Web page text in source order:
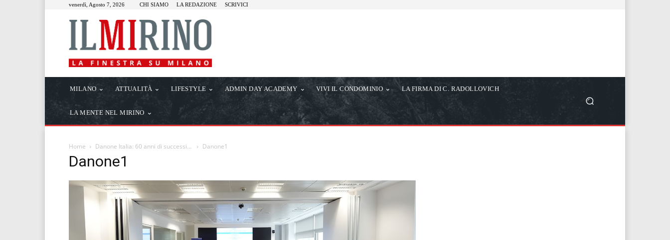
venerdì, Agosto 7, 2026 CHI SIAMO LA REDAZIONE SCRIVICI
MILANO ATTUALITÀ LIFESTYLE ADMIN DAY ACADEMY VIVI IL CONDOMINIO LA FIRMA DI C. RADOLLOVICH
LA MENTE NEL MIRINO
Home Danone Italia: 60 anni di successi… Danone1
Danone1